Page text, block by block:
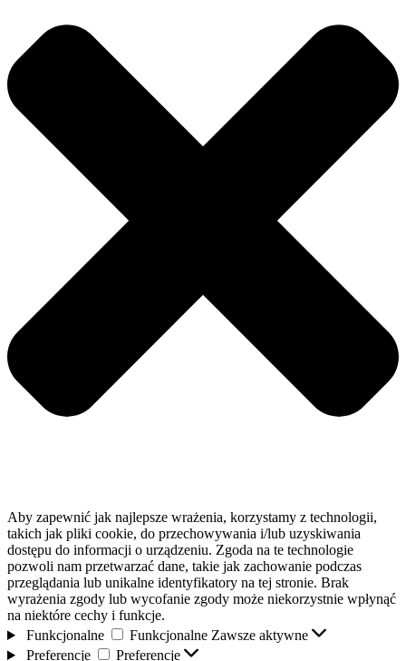
Aby zapewnić jak najlepsze wrażenia, korzystamy z technologii,
takich jak pliki cookie, do przechowywania i/lub uzyskiwania
dostępu do informacji o urządzeniu. Zgoda na te technologie
pozwoli nam przetwarzać dane, takie jak zachowanie podczas
przeglądania lub unikalne identyfikatory na tej stronie. Brak
wyrażenia zgody lub wycofanie zgody może niekorzystnie wpłynąć
na niektóre cechy i funkcje.
Funkcjonalne
Funkcjonalne Zawsze aktywne
Preferencje
Preferencje